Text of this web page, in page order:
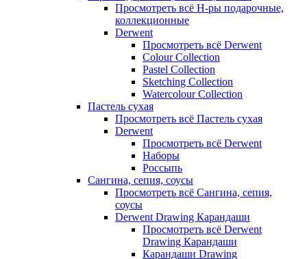
Просмотреть всё Н-ры подарочные,
коллекционные
Derwent
Просмотреть всё Derwent
Colour Collection
Pastel Collection
Sketching Collection
Watercolour Collection
Пастель сухая
Просмотреть всё Пастель сухая
Derwent
Просмотреть всё Derwent
Наборы
Россыпь
Сангина, сепия, соусы
Просмотреть всё Сангина, сепия,
соусы
Derwent Drawing Карандаши
Просмотреть всё Derwent
Drawing Карандаши
Карандаши Drawing